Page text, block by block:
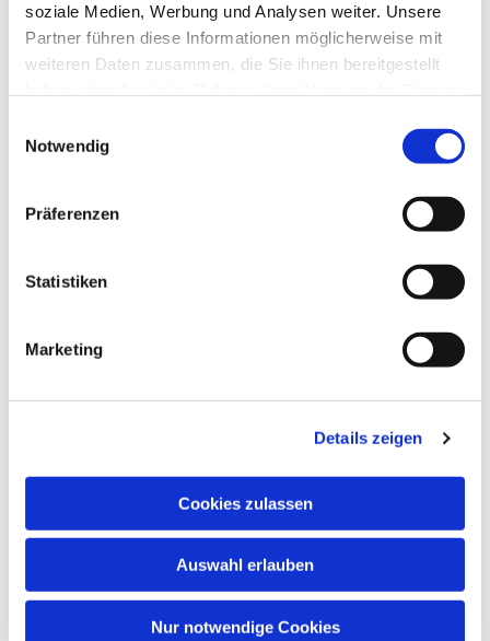
soziale Medien, Werbung und Analysen weiter. Unsere
Partner führen diese Informationen möglicherweise mit
weiteren Daten zusammen, die Sie ihnen bereitgestellt
Notwendig
Präferenzen
Statistiken
Marketing
Details zeigen
Cookies zulassen
Auswahl erlauben
Nur notwendige Cookies